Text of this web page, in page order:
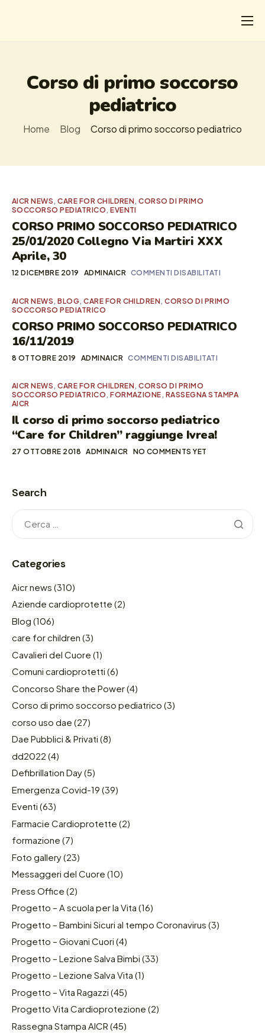
CHI
I SALVATI
NEWS
Corso di primo soccorso
pediatrico
Home Blog Corso di primo soccorso pediatrico
AICR NEWS,CARE FOR CHILDREN,CORSO DI PRIMO
SOCCORSO PEDIATRICO,EVENTI
CORSO PRIMO SOCCORSO PEDIATRICO
25/01/2020 Collegno Via Martiri XXX
Aprile, 30
12 DICEMBRE 2019 ADMINAICR COMMENTI DISABILITATI
AICR NEWS ,BLOG ,CARE FOR CHILDREN,CORSO DI PRIMO
SOCCORSO PEDIATRICO
CORSO PRIMO SOCCORSO PEDIATRICO
16/11/2019
8 OTTOBRE 2019 ADMINAICR COMMENTI DISABILITATI
AICR NEWS ,CARE FOR CHILDREN,CORSO DI PRIMO
SOCCORSO PEDIATRICO ,FORMAZIONE , RASSEGNA STAMPA
AICR
Il corso di primo soccorso pediatrico
“Care for Children” raggiunge Ivrea!
27 OTTOBRE 2018 ADMINAICR NO COMMENTS YET
Search
Categories
Aicr news (310)
Aziende cardioprotette (2)
Blog (106)
care for children (3)
Cavalieri del Cuore (1)
Comuni cardioprotetti (6)
Concorso Share the Power(4)
Corso di primo soccorso pediatrico (3)
corso uso dae (27)
Dae Pubblici & Privati (8)
dd2022 (4)
Defibrillation Day(5)
Emergenza Covid-19 (39)
Eventi (63)
Farmacie Cardioprotette (2)
formazione (7)
Foto gallery(23)
Messaggeri del Cuore (10)
Press Office (2)
Progetto – A scuola per la Vita (16)
Progetto – Bambini Sicuri al tempo Coronavirus (3)
Progetto – Giovani Cuori (4)
Progetto – Lezione Salva Bimbi (33)
Progetto – Lezione Salva Vita (1)
Progetto – Vita Ragazzi (45)
Progetto Vita Cardioprotezione (2)
Rassegna Stampa AICR (45)